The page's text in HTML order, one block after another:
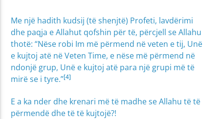
Me një hadith kudsij (të shenjtë) Profeti, lavdërimi
dhe paqja e Allahut qofshin për të, përcjell se Allahu
thotë: “Nëse robi Im më përmend në veten e tij, Unë
e kujtoj atë në Veten Time, e nëse më përmend në
ndonjë grup, Unë e kujtoj atë para një grupi më të
mirë se i tyre.”[4]
E a ka nder dhe krenari më të madhe se Allahu të të
përmendë dhe të të kujtojë?!